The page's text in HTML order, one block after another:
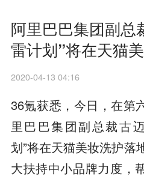
阿里巴巴集团副总
雷计划”将在天猫
2020-04-13 04:16
36氪获悉，今日，在第
里巴巴集团副总裁古
划”将在天猫美妆洗护落
大扶持中小品牌力度，